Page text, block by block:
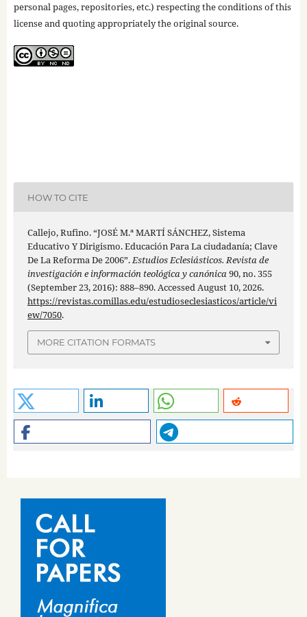
personal pages, repositories, etc.) respecting the conditions of this
license and quoting appropriately the original source.
HOW TO CITE
Callejo, Rufino. “JOSÉ M.ª MARTÍ SÁNCHEZ, Sistema
Educativo Y Dirigismo. Educación Para La ciudadanía; Clave
De La Reforma De 2006”.Estudios Eclesiásticos. Revista de
investigación e información teológica y canónica90, no. 355
(September 23, 2016): 888–890. Accessed August 10, 2026.
https://revistas.comillas.edu/estudioseclesiasticos/article/vi
ew/7050.
MORE CITATION FORMATS